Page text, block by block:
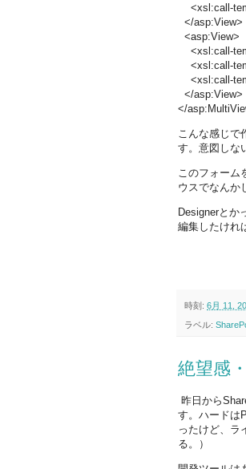
<xsl:call-
</asp:View>
<asp:View>
<xsl:call-
<xsl:call-
<xsl:call-
</asp:View>
</
こんな感じで
す。意図しな
このフォーム
ウスでなんか
Designerとか
編集したけれ
時刻: 6月 11,
ラベル:
絶望感
昨日から
す。ハードは
ったけど、ラ
る。）